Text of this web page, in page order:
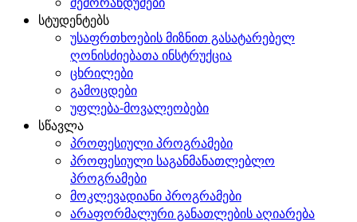
სტუდენტებს
უსაფრთხოების მიზნით გასატარებელ
ღონისძიებათა ინსტრუქცია
ცხრილები
გამოცდები
უფლება-მოვალეობები
სწავლა
პროფესიული პროგრამები
პროფესიული საგანმანათლებლო
პროგრამები
მოკლევადიანი პროგრამები
არაფორმალური განათლების აღიარება